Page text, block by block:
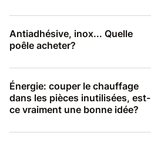
Antiadhésive, inox... Quelle
poêle acheter?
Énergie: couper le chauffage
dans les pièces inutilisées, est-
ce vraiment une bonne idée?